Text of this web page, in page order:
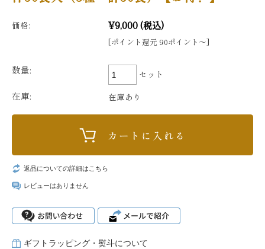
価格: ¥9,000(税込)
[ポイント還元 90ポイント〜]
数量: セット
在庫: 在庫あり
返品についての詳細はこちら
レビューはありません
ギフトラッピング・熨斗について